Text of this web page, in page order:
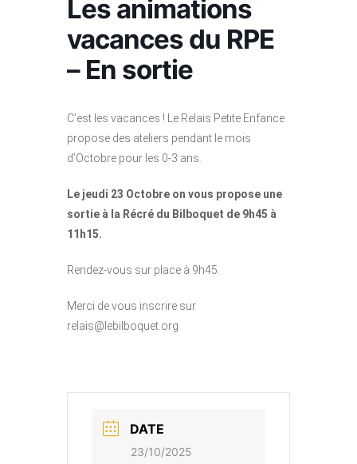
Les animations
vacances du RPE
– En sortie
C’est les vacances ! Le Relais Petite Enfance
propose des ateliers pendant le mois
d’Octobre pour les 0-3 ans.
Le jeudi 23 Octobre on vous propose une
sortie à la Récré du Bilboquet de 9h45 à
11h15.
Rendez-vous sur place à 9h45.
Merci de vous inscrire sur
relais@lebilboquet.org
DATE
23/10/2025